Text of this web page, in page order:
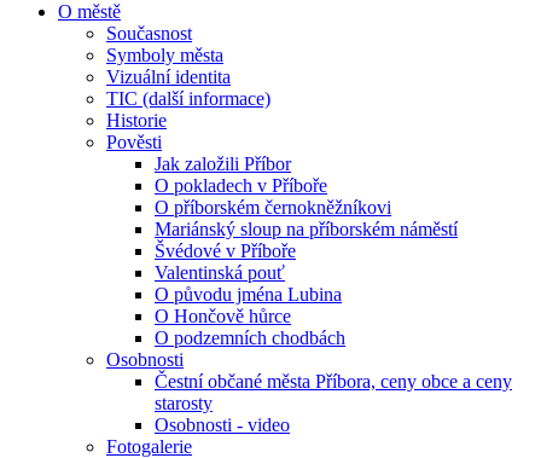
O městě
Současnost
Symboly města
Vizuální identita
TIC (další informace)
Historie
Pověsti
Jak založili Příbor
O pokladech v Příboře
O příborském černokněžníkovi
Mariánský sloup na příborském náměstí
Švédové v Příboře
Valentinská pouť
O původu jména Lubina
O Hončově hůrce
O podzemních chodbách
Osobnosti
Čestní občané města Příbora, ceny obce a ceny
starosty
Osobnosti - video
Fotogalerie